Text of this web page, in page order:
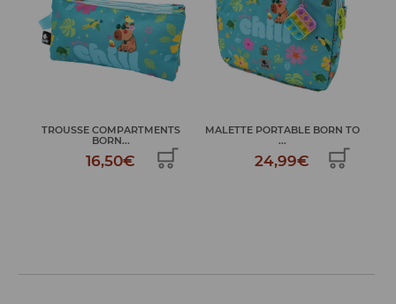
MALETTE PORTABLE BORN TO
...
24,99€
SAC TROLLEY BORN TO CHILL
69,99€